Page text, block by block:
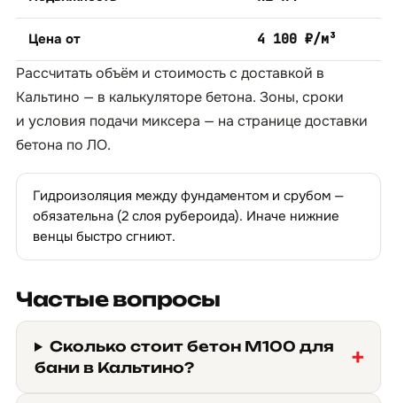
Цена от 4 100 ₽/м³
Рассчитать объём и стоимость с доставкой в
Кальтино — в калькуляторе бетона. Зоны, сроки
и условия подачи миксера — на страницедоставки
бетона по ЛО.
Гидроизоляция между фундаментом и срубом —
обязательна (2 слоя рубероида). Иначе нижние
венцы быстро сгниют.
Частые вопросы
Сколько стоит бетон М100 для
бани в Кальтино?